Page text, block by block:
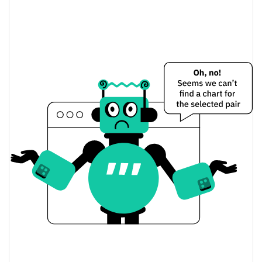
$0.000002560983
Abertura / Fecho de
$0.0000025448788 /
$0.000002560983
A mudança de ontem
Volume de ontem $1.2841884
Histórico do preço do Hal The Giraffe